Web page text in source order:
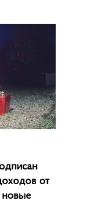
от
новые